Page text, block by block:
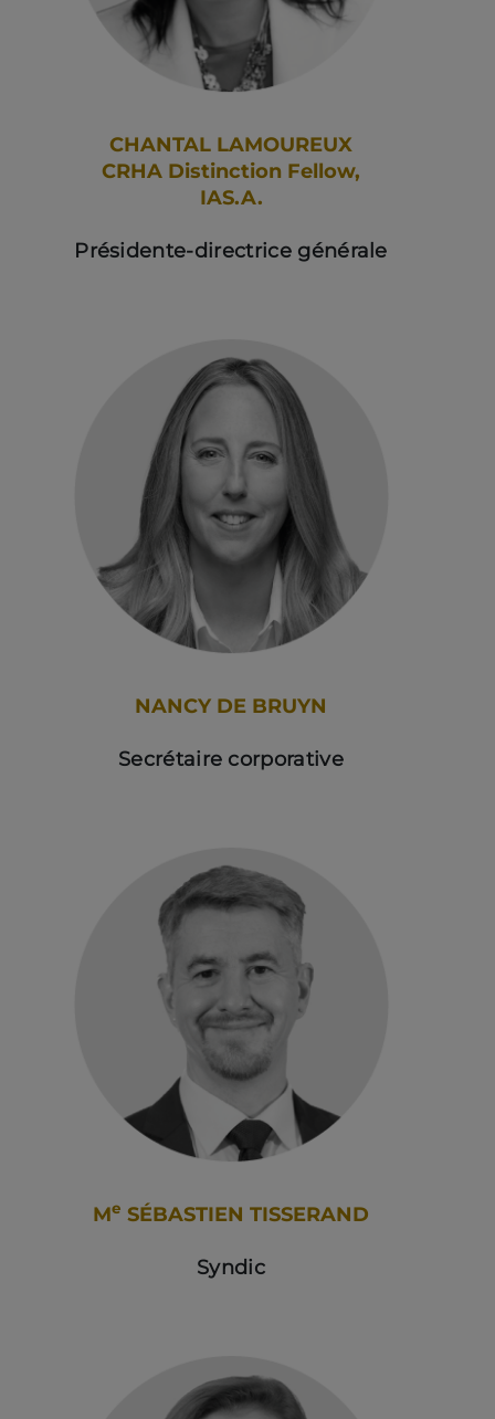
CHANTAL LAMOUREUX
CRHA Distinction Fellow,
IAS.A.
Présidente-directrice générale
NANCY DE BRUYN
Secrétaire corporative
Me SÉBASTIEN TISSERAND
Syndic